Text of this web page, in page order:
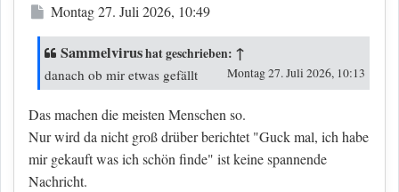
Beitrag
Montag 27. Juli 2026, 10:49
Sammelvirushat geschrieben: ↑
Montag 27. Juli 2026, 10:13
danach ob mir etwas gefällt
Das machen die meisten Menschen so.
Nur wird da nicht groß drüber berichtet "Guck mal, ich habe
mir gekauft was ich schön finde" ist keine spannende
Nachricht.